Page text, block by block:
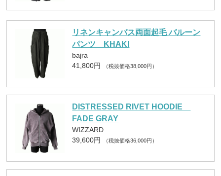
リネンキャンバス両面起毛 バルーン
パンツ KHAKI
bajra
41,800円
（税抜価格38,000円）
DISTRESSED RIVET HOODIE
FADE GRAY
WIZZARD
39,600円
（税抜価格36,000円）